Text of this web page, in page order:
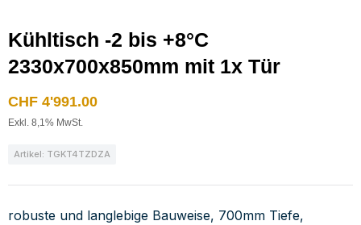
Kühltisch -2 bis +8°C
2330x700x850mm mit 1x Tür
CHF 4'991.00
Exkl. 8,1% MwSt.
Artikel: TGKT4TZDZA
robuste und langlebige Bauweise, 700mm Tiefe,